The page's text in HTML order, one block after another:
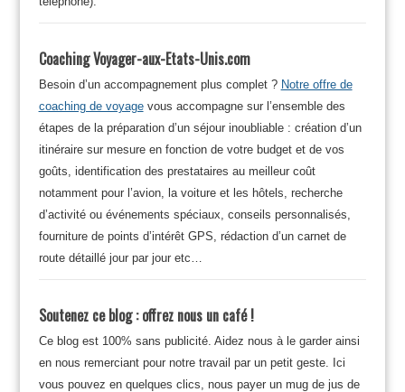
Coaching Voyager-aux-Etats-Unis.com
Besoin d’un accompagnement plus complet ? Notre offre de
coaching de voyagevous accompagne sur l’ensemble des
étapes de la préparation d’un séjour inoubliable : création d’un
itinéraire sur mesure en fonction de votre budget et de vos
goûts, identification des prestataires au meilleur coût
notamment pour l’avion, la voiture et les hôtels, recherche
d’activité ou événements spéciaux, conseils personnalisés,
fourniture de points d’intérêt GPS, rédaction d’un carnet de
route détaillé jour par jour etc…
Soutenez ce blog : offrez nous un café !
Ce blog est 100% sans publicité. Aidez nous à le garder ainsi
en nous remerciant pour notre travail par un petit geste. Ici
vous pouvez en quelques clics, nous payer un mug de jus de